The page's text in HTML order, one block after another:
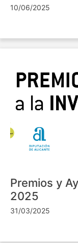
10/06/2025
Premios y
2025
31/03/2025